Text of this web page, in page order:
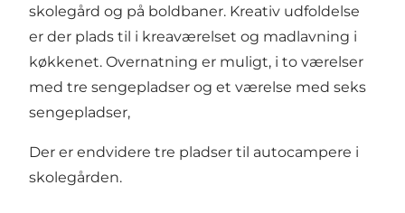
skolegård og på boldbaner. Kreativ udfoldelse
er der plads til i kreaværelset og madlavning i
køkkenet. Overnatning er muligt, i to værelser
med tre sengepladser og et værelse med seks
sengepladser,
Der er endvidere tre pladser til autocampere i
skolegården.